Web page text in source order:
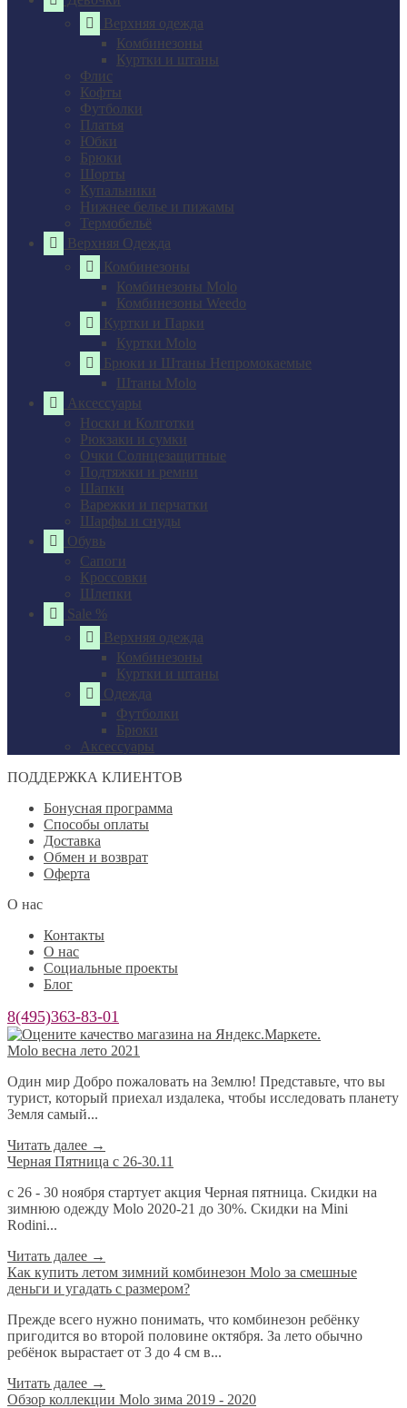
Верхняя одежда
Комбинезоны
Куртки и штаны
Флис
Кофты
Футболки
Платья
Юбки
Брюки
Шорты
Купальники
Нижнее белье и пижамы
Термобельё
Верхняя Одежда
Комбинезоны
Комбинезоны Molo
Комбинезоны Weedo
Куртки и Парки
Куртки Molo
Брюки и Штаны Непромокаемые
Штаны Molo
Аксессуары
Носки и Колготки
Рюкзаки и сумки
Очки Солнцезащитные
Подтяжки и ремни
Шапки
Варежки и перчатки
Шарфы и снуды
Обувь
Сапоги
Кроссовки
Шлепки
Sale %
Верхняя одежда
Комбинезоны
Куртки и штаны
Одежда
Футболки
Брюки
Аксессуары
ПОДДЕРЖКА КЛИЕНТОВ
Бонусная программа
Способы оплаты
Доставка
Обмен и возврат
Оферта
О нас
Контакты
О нас
Социальные проекты
Блог
8(495)363-83-01
Molo весна лето 2021
Один мир Добро пожаловать на Землю! Представьте, что вы
турист, который приехал издалека, чтобы исследовать планету
Земля самый...
Читать далее →
Черная Пятница с 26-30.11
с 26 - 30 ноября стартует акция Черная пятница. Скидки на
зимнюю одежду Molo 2020-21 до 30%. Скидки на Mini
Rodini...
Читать далее →
​Как купить летом зимний комбинезон Molo за смешные
деньги и угадать с размером?
Прежде всего нужно понимать, что комбинезон ребёнку
пригодится во второй половине октября. За лето обычно
ребёнок вырастает от 3 до 4 см в...
Читать далее →
Обзор коллекции Molo зима 2019 - 2020